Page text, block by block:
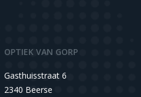
OPTIEK VAN GORP
Gasthuisstraat 6
2340 Beerse